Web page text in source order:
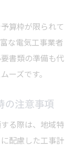
算枠が限られて
な電気工事業者
書類の準備も代
ーズです。
の注意事項
る際は、地域特
配慮した工事計